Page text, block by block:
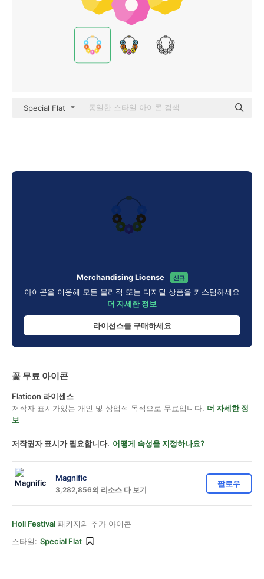
Special Flat
Merchandising License 신규
아이콘을 이용해 모든 물리적 또는 디지털 상품을 커스텀하세요
더 자세한 정보
라이선스를 구매하세요
꽃 무료 아이콘
Flaticon 라이센스
저작자 표시가있는 개인 및 상업적 목적으로 무료입니다. 더 자세한 정
보
저작권자 표시가 필요합니다. 어떻게 속성을 지정하나요?
Magnific
3,282,856의 리소스 다 보기
팔로우
Holi Festival 패키지의 추가 아이콘
스타일: Special Flat